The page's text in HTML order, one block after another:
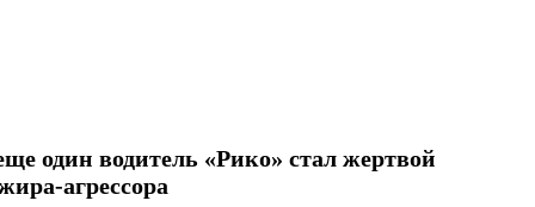
один водитель «Рико» стал жертвой
агрессора